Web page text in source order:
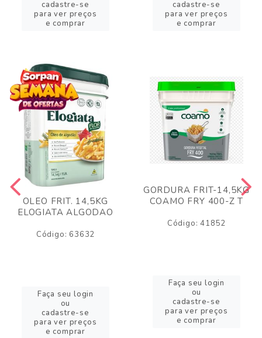
cadastre-se
para ver preços
e comprar
cadastre-se
para ver preços
e comprar
OLEO FRIT. 14,5KG
ELOGIATA ALGODAO
Código: 63632
Faça seu login
ou
cadastre-se
para ver preços
e comprar
GORDURA FRIT-14,5KG
COAMO FRY 400-Z T
Código: 41852
Faça seu login
ou
cadastre-se
para ver preços
e comprar